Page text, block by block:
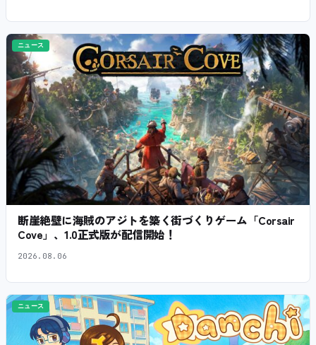
ニュース
断崖絶壁に海賊のアジトを築く街づくりゲーム「Corsair
Cove」、1.0正式版が配信開始！
2026.08.06
ニュース